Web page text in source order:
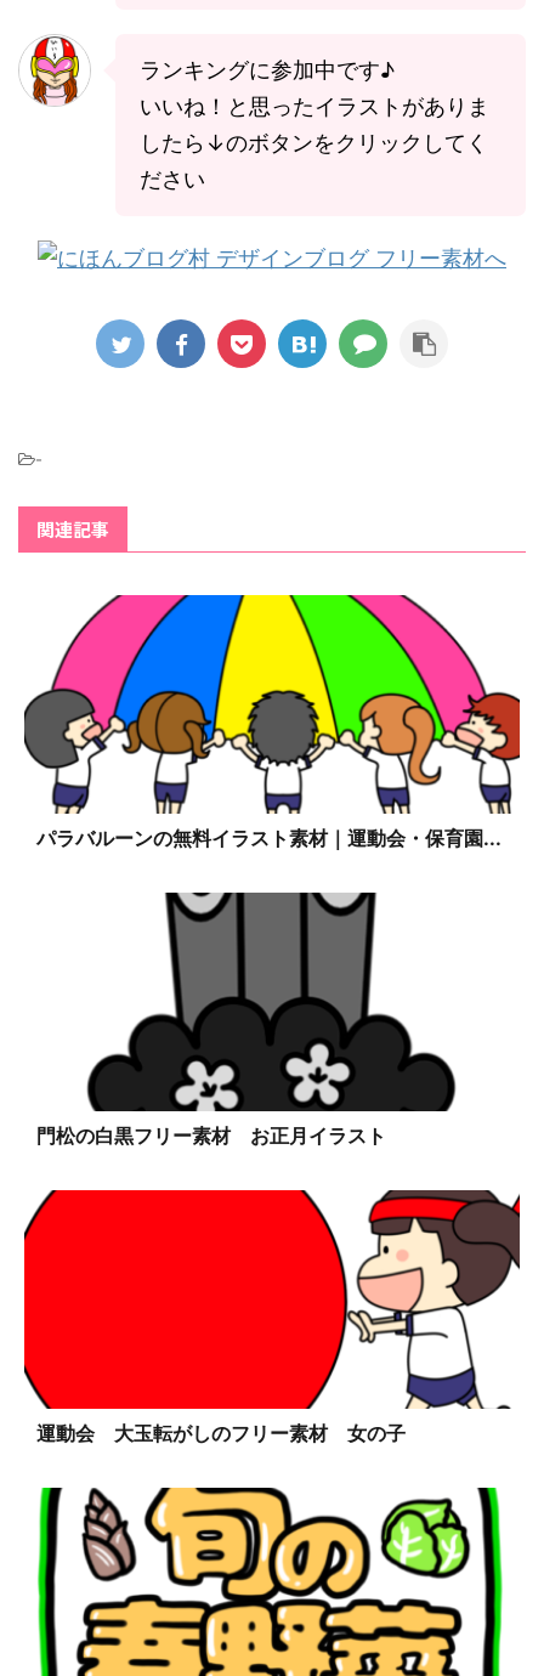
ランキングに参加中です♪
いいね！と思ったイラストがありま
したら↓のボタンをクリックしてく
ださい
-
関連記事
パラバルーンの無料イラスト素材｜運動会・保育園...
門松の白黒フリー素材 お正月イラスト
運動会 大玉転がしのフリー素材 女の子